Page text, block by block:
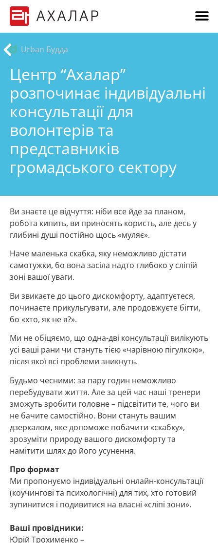
Urban Будда
Центр “Ахалар”
розпочинає індивідуальні
консультації для
волонтерів та
представників
громадського сектору
Ви знаєте це відчуття: ніби все йде за планом,
робота кипить, ви приносять користь, але десь у
глибині душі постійно щось «муляє».
Наче маленька скабка, яку неможливо дістати
самотужки, бо вона засіла надто глибоко у сліпій
зоні вашої уваги.
Ви звикаєте до цього дискомфорту, адаптуєтеся,
починаєте прикульгувати, але продовжуєте бігти,
бо «хто, як не я?».
Ми не обіцяємо, що одна-дві консультації вилікують
усі ваші рани чи стануть тією «чарівною пігулкою»,
після якої всі проблеми зникнуть.
Будьмо чесними: за пару годин неможливо
перебудувати життя. Але за цей час наші тренери
зможуть зробити головне – підсвітити те, чого ви
не бачите самостійно. Вони стануть вашим
дзеркалом, яке допоможе побачити «скабку»,
зрозуміти природу вашого дискомфорту та
намітити шлях до його усунення.
Про формат
Ми пропонуємо індивідуальні онлайн-консультації
(коучингові та психологічні) для тих, хто готовий
зупинитися і подивитися на власні «сліпі зони».
Ваші провідники:
Юрій Трохименко –